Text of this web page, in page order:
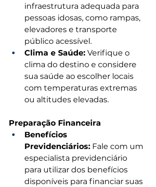
infraestrutura adequada para
pessoas idosas, como rampas,
elevadores e transporte
público acessível.
Clima e Saúde: Verifique o
clima do destino e considere
sua saúde ao escolher locais
com temperaturas extremas
ou altitudes elevadas.
Preparação Financeira
Benefícios
Previdenciários: Fale com um
especialista previdenciário
para utilizar dos benefícios
disponíveis para financiar suas